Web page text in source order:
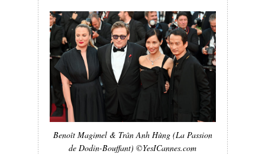
Benoît Magimel & Trân Anh Hùng (La Passion
de Dodin-Bouffant) ©YesICannes.com